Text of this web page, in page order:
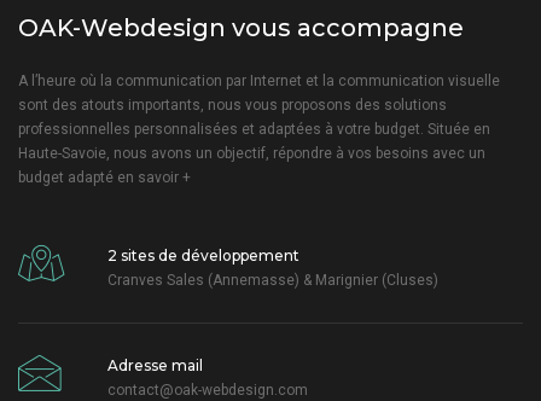
OAK-Webdesign vous accompagne
A l’heure où la communication par Internet et la communication visuelle
sont des atouts importants, nous vous proposons des solutions
professionnelles personnalisées et adaptées à votre budget. Située en
Haute-Savoie, nous avons un objectif, répondre à vos besoins avec un
budget adapté en savoir +
2 sites de développement
Cranves Sales (Annemasse) & Marignier (Cluses)
Adresse mail
contact@oak-webdesign.com